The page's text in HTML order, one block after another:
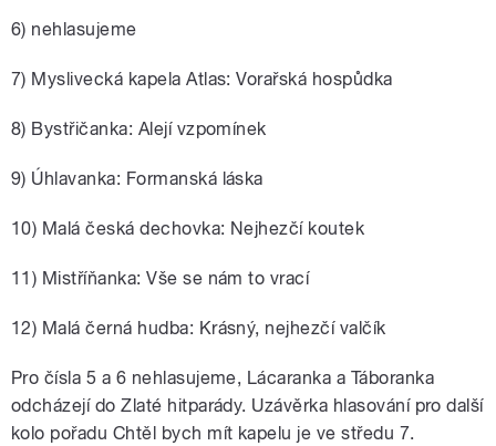
6) nehlasujeme
7) Myslivecká kapela Atlas: Vorařská hospůdka
8) Bystřičanka: Alejí vzpomínek
9) Úhlavanka: Formanská láska
10) Malá česká dechovka: Nejhezčí koutek
11) Mistříňanka: Vše se nám to vrací
12) Malá černá hudba: Krásný, nejhezčí valčík
Pro čísla 5 a 6 nehlasujeme, Lácaranka a Táboranka
odcházejí do Zlaté hitparády. Uzávěrka hlasování pro další
kolo pořadu Chtěl bych mít kapelu je ve středu 7.